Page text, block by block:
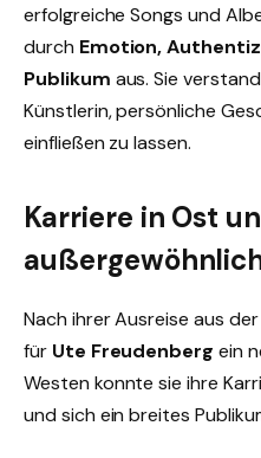
erfolgreiche Songs und
durch Emotion,
Publikum aus. Sie
Künstlerin, persönliche
einfließen zu lassen.
Karriere in Ost
Nach ihrer Ausreise aus
für Ute Freudenberg ein
Westen konnte sie ihre
und sich ein breites